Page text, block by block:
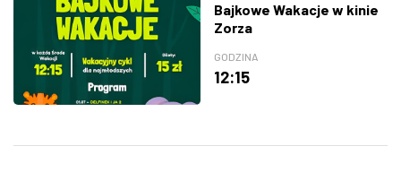
Bajkowe Wakacje w kinie
Zorza
GODZINA
12:15